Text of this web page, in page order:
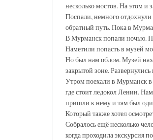
несколько мостов. На этом и
Поспали, немного отдохнули
обратный путь. Пока в
В Мурманск попали ночью.
Наметили попасть в музей
Но был нам облом. Музей
закрытой зоне. Развернулись
Утром поехали в Мурманск в
где стоит ледокол Ленин.
пришли к нему и там был
Который также хотел
Собралось ещё несколько
когда проходила экскурсия